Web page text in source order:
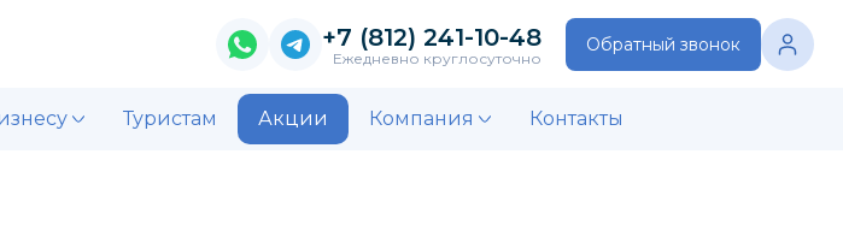
+7 (812) 241-10-48
Ежедневно круглосуточно
Обратный звонок
Туристам Акции Компания Контакты